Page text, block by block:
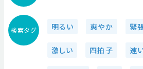
検索タグ 明るい 爽やか 緊
激しい 四拍子 速